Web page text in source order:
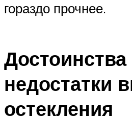
гораздо прочнее.
Достоинства
недостатки
остекления